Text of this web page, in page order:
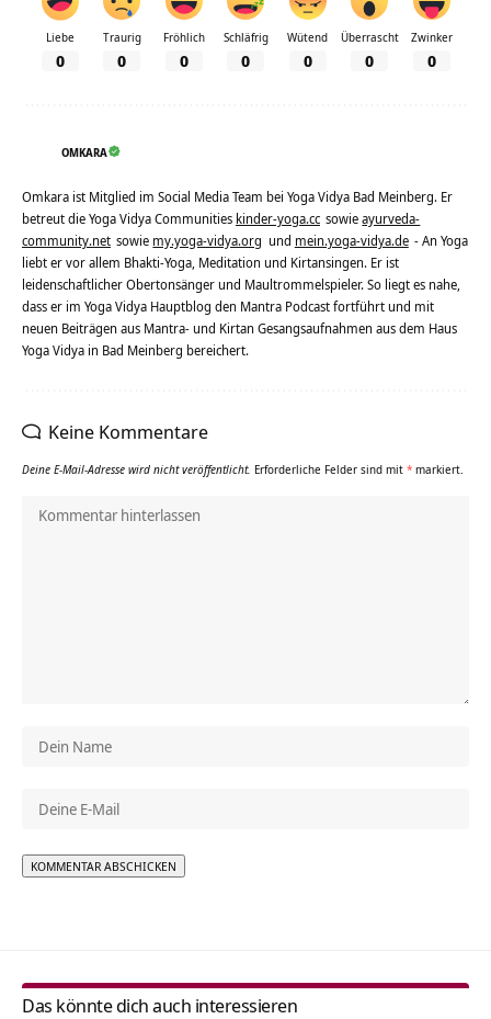
Liebe
0
Traurig
0
Fröhlich
0
Schläfrig
0
Wütend
0
Überrascht
0
Zwinker
0
OMKARA
Omkara ist Mitglied im Social Media Team bei Yoga Vidya Bad Meinberg. Er
betreut die Yoga Vidya Communities kinder-yoga.cc sowieayurveda-
community.net sowie my.yoga-vidya.org und mein.yoga-vidya.de - An Yoga
liebt er vor allem Bhakti-Yoga, Meditation und Kirtansingen. Er ist
leidenschaftlicher Obertonsänger und Maultrommelspieler. So liegt es nahe,
dass er im Yoga Vidya Hauptblog den Mantra Podcast fortführt und mit
neuen Beiträgen aus Mantra- und Kirtan Gesangsaufnahmen aus dem Haus
Yoga Vidya in Bad Meinberg bereichert.
Keine Kommentare
Deine E-Mail-Adresse wird nicht veröffentlicht. Erforderliche Felder sind mit * markiert.
Das könnte dich auch interessieren